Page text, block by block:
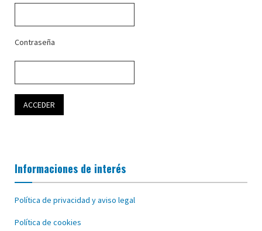
Contraseña
Informaciones de interés
Política de privacidad y aviso legal
Política de cookies